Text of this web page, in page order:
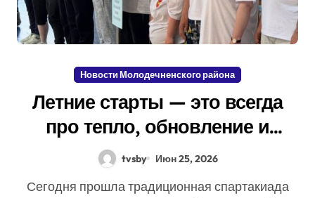
Новости Молодечненского района
Летние старты — это всегда
про тепло, обновление и
новые победы!
tvsby Июн 25, 2026
Сегодня прошла традиционная спартакиада